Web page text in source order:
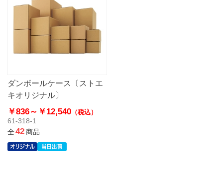
ダンボールケース〔ストエ
キオリジナル〕
￥836～ ￥12,540 （税込）
61-318-1
全42商品